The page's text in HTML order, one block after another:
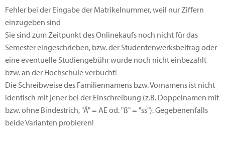
Fehler bei der Eingabe der Matrikelnummer, weil nur Ziffern
einzugeben sind
Sie sind zum Zeitpunkt des Onlinekaufs noch nicht für das
Semester eingeschrieben, bzw. der Studentenwerksbeitrag oder
eine eventuelle Studiengebühr wurde noch nicht einbezahlt
bzw. an der Hochschule verbucht!
Die Schreibweise des Familiennamens bzw. Vornamens ist nicht
identisch mit jener bei der Einschreibung (z.B. Doppelnamen mit
bzw. ohne Bindestrich, "Ä" = AE od. "ß" = "ss"). Gegebenenfalls
beide Varianten probieren!